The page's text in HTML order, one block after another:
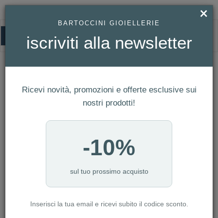
HOMEPAGE
OROLOGIO FESTINA DONNA BOYFRIEND COLLECTION REF. F20622/1
Collection Ref. F20622/1
×
BARTOCCINI GIOIELLERIE
iscriviti alla newsletter
Ricevi novità, promozioni e offerte esclusive sui
nostri prodotti!
-10%
sul tuo prossimo acquisto
Inserisci la tua email e ricevi subito il codice sconto.